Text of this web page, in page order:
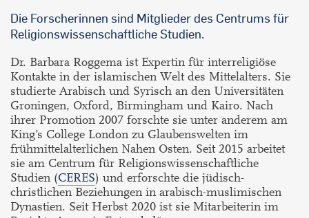
Die Forscherinnen sind Mitglieder des Centrums für
Religionswissenschaftliche Studien.
Dr. Barbara Roggema ist Expertin für interreligiöse
Kontakte in der islamischen Welt des Mittelalters. Sie
studierte Arabisch und Syrisch an den Universitäten
Groningen, Oxford, Birmingham und Kairo. Nach
ihrer Promotion 2007 forschte sie unter anderem am
King’s College London zu Glaubenswelten im
frühmittelalterlichen Nahen Osten. Seit 2015 arbeitet
sie am Centrum für Religionswissenschaftliche
Studien (CERES) und erforschte die jüdisch-
christlichen Beziehungen in arabisch-muslimischen
Dynastien. Seit Herbst 2020 ist sie Mitarbeiterin im